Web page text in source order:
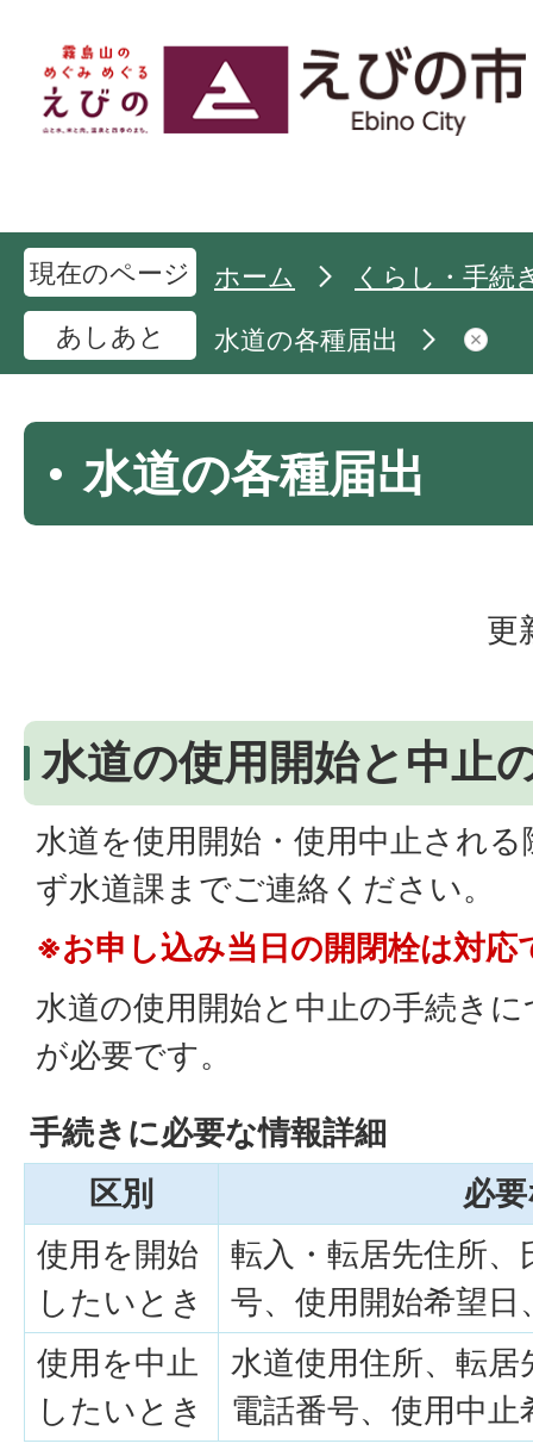
現在のページ ホーム
くらし・手続
あしあと
水道の各種届出
水道の各種届出
更
水道の使用開始と中止
水道を使用開始・使用中止され
ず水道課までご連絡ください。
※お申し込み当日の開閉栓は対応
水道の使用開始と中止の手続き
が必要です。
手続きに必要な情報詳細
区別
必
使用を開始
したいとき
転入・転居先住所
号、使用開始希望日
使用を中止
したいとき
水道使用住所、転
電話番号、使用中